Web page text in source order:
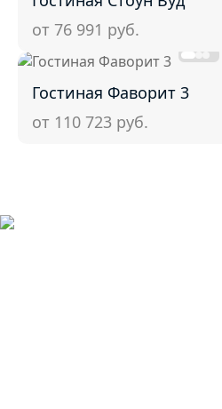
от 76 991 руб.
Гостиная Фаворит 3
от 110 723 руб.